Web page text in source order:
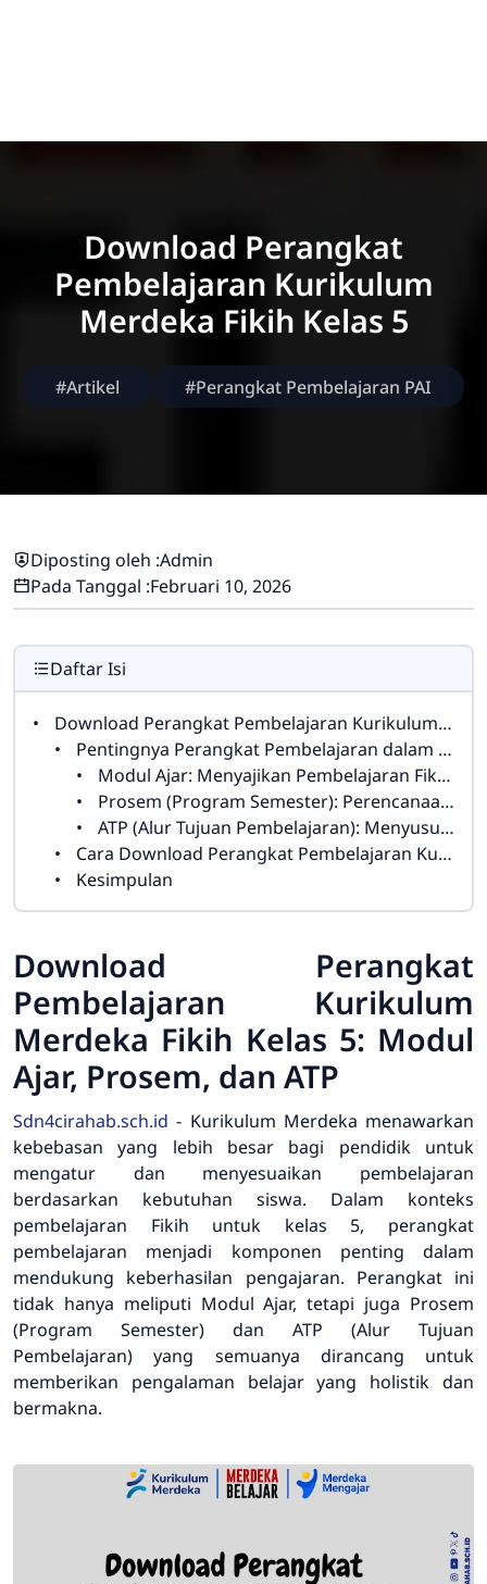
Download Perangkat
Pembelajaran Kurikulum
Merdeka Fikih Kelas 5
#Artikel #Perangkat Pembelajaran PAI
Diposting oleh :Admin
Pada Tanggal :Februari 10, 2026
Daftar Isi
Download Perangkat Pembelajaran Kurikulum Merdeka Fikih Kelas 5: Modul Ajar, Prosem, dan ATP
Pentingnya Perangkat Pembelajaran dalam Kurikulum Merdeka
Modul Ajar: Menyajikan Pembelajaran Fikih yang Menarik dan Terstruktur
Prosem (Program Semester): Perencanaan Pembelajaran Fikih yang Efektif
ATP (Alur Tujuan Pembelajaran): Menyusun Tujuan yang Terukur dan Relevan
Cara Download Perangkat Pembelajaran Kurikulum Merdeka Fikih Kelas 5
Kesimpulan
Download Perangkat
Pembelajaran Kurikulum
Merdeka Fikih Kelas 5: Modul
Ajar, Prosem, dan ATP
Sdn4cirahab.sch.id - Kurikulum Merdeka menawarkan
kebebasan yang lebih besar bagi pendidik untuk
mengatur dan menyesuaikan pembelajaran
berdasarkan kebutuhan siswa. Dalam konteks
pembelajaran Fikih untuk kelas 5, perangkat
pembelajaran menjadi komponen penting dalam
mendukung keberhasilan pengajaran. Perangkat ini
tidak hanya meliputi Modul Ajar, tetapi juga Prosem
(Program Semester) dan ATP (Alur Tujuan
Pembelajaran) yang semuanya dirancang untuk
memberikan pengalaman belajar yang holistik dan
bermakna.